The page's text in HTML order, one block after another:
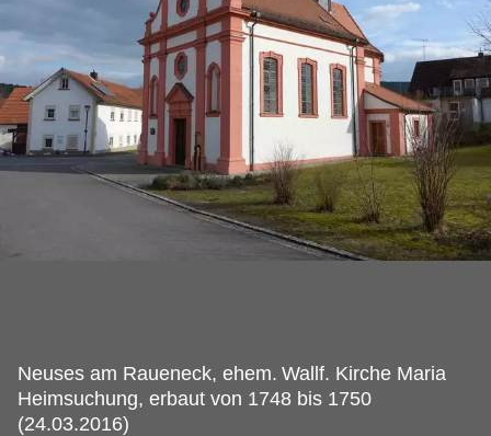
Neuses am Raueneck, ehem. Wallf. Kirche Maria
Heimsuchung, erbaut von 1748 bis 1750
(24.03.2016)